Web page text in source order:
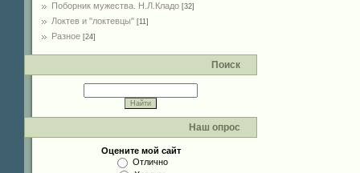
Поборник мужества. Н.Л.Кладо [32]
Локтев и "локтевцы" [11]
Разное [24]
Поиск
Наш опрос
Оцените мой сайт
Отлично